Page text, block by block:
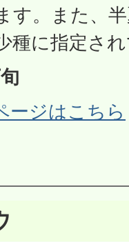
す。また、
種に指定さ
ージはこちら